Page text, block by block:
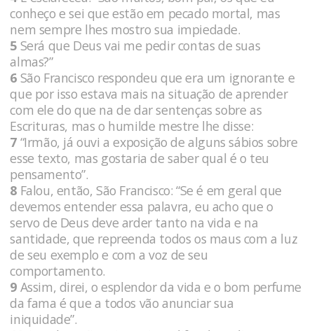
conheço e sei que estão em pecado mortal, mas
nem sempre lhes mostro sua impiedade.
5 Será que Deus vai me pedir contas de suas
almas?”
6 São Francisco respondeu que era um ignorante e
que por isso estava mais na situação de aprender
com ele do que na de dar sentenças sobre as
Escrituras, mas o humilde mestre lhe disse:
7 “Irmão, já ouvi a exposição de alguns sábios sobre
esse texto, mas gostaria de saber qual é o teu
pensamento”.
8 Falou, então, São Francisco: “Se é em geral que
devemos entender essa palavra, eu acho que o
servo de Deus deve arder tanto na vida e na
santidade, que repreenda todos os maus com a luz
de seu exemplo e com a voz de seu
comportamento.
9 Assim, direi, o esplendor da vida e o bom perfume
da fama é que a todos vão anunciar sua
iniquidade”.